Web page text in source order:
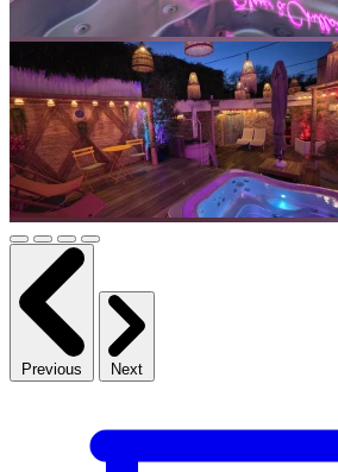
Previous Next